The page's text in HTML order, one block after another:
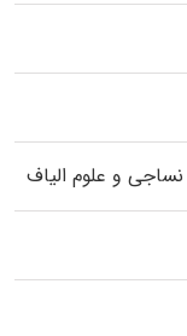
و علوم الیاف